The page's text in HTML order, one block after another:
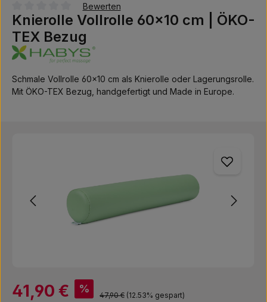
Durchschnittliche Bewertung von 0 von 5 Sternen
Bewerten
Knierolle Vollrolle 60×10 cm | ÖKO-
TEX Bezug
Schmale Vollrolle 60×10 cm als Knierolle oder Lagerungsrolle.
Mit ÖKO-TEX Bezug, handgefertigt und Made in Europe.
Verkaufspreis:
41,90 € % Regulärer Preis:
47,90 € (12.53% gespart)